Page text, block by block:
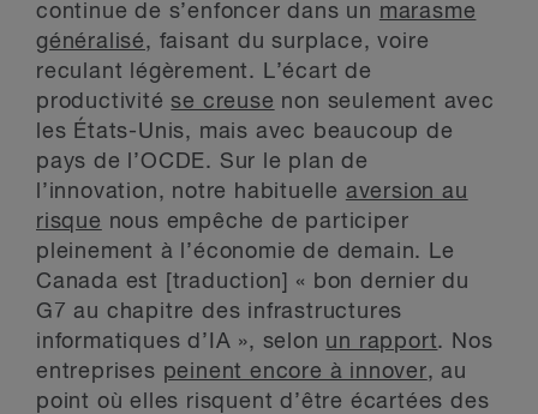
continue de s’enfoncer dans un marasme
généralisé, faisant du surplace, voire
reculant légèrement. L’écart de
productivitése creuse non seulement avec
les États-Unis, mais avec beaucoup de
pays de l’OCDE. Sur le plan de
l’innovation, notre habituelle aversion au
risque nous empêche de participer
pleinement à l’économie de demain. Le
Canada est [traduction] « bon dernier du
G7 au chapitre des infrastructures
informatiques d’IA », selon un rapport. Nos
entreprises peinent encore à innover, au
point où elles risquent d’être écartées des